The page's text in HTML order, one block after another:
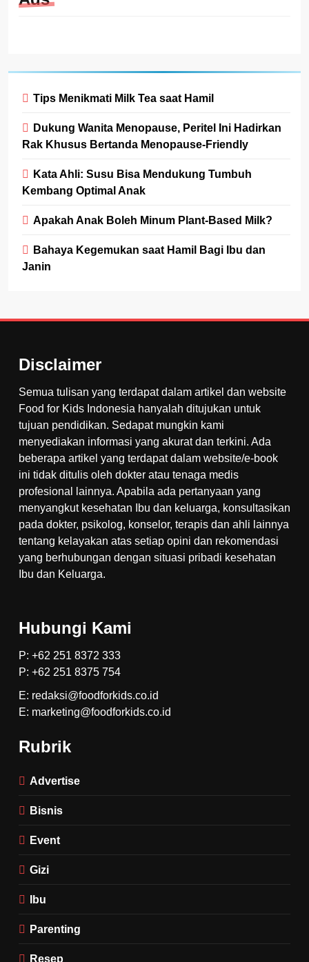
Tips Menikmati Milk Tea saat Hamil
Dukung Wanita Menopause, Peritel Ini Hadirkan
Rak Khusus Bertanda Menopause-Friendly
Kata Ahli: Susu Bisa Mendukung Tumbuh
Kembang Optimal Anak
Apakah Anak Boleh Minum Plant-Based Milk?
Bahaya Kegemukan saat Hamil Bagi Ibu dan
Janin
Disclaimer
Semua tulisan yang terdapat dalam artikel dan website
Food for Kids Indonesia hanyalah ditujukan untuk
tujuan pendidikan. Sedapat mungkin kami
menyediakan informasi yang akurat dan terkini. Ada
beberapa artikel yang terdapat dalam website/e-book
ini tidak ditulis oleh dokter atau tenaga medis
profesional lainnya. Apabila ada pertanyaan yang
menyangkut kesehatan Ibu dan keluarga, konsultasikan
pada dokter, psikolog, konselor, terapis dan ahli lainnya
tentang kelayakan atas setiap opini dan rekomendasi
yang berhubungan dengan situasi pribadi kesehatan
Ibu dan Keluarga.
Hubungi Kami
P: +62 251 8372 333
P: +62 251 8375 754
E: redaksi@foodforkids.co.id
E: marketing@foodforkids.co.id
Rubrik
Advertise
Bisnis
Event
Gizi
Ibu
Parenting
Resep